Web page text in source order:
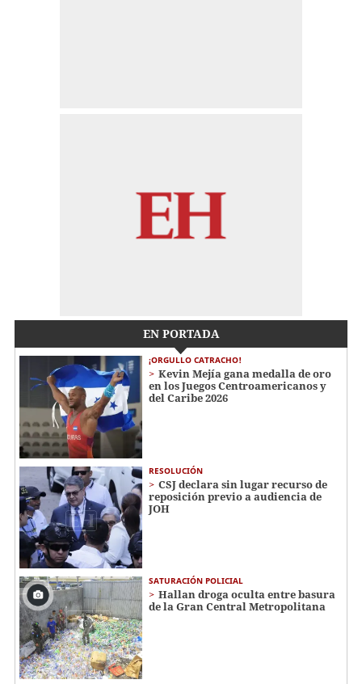
EN PORTADA
¡ORGULLO CATRACHO!
Kevin Mejía gana medalla de oro
en los Juegos Centroamericanos y
del Caribe 2026
RESOLUCIÓN
CSJ declara sin lugar recurso de
reposición previo a audiencia de
JOH
SATURACIÓN POLICIAL
Hallan droga oculta entre basura
de la Gran Central Metropolitana